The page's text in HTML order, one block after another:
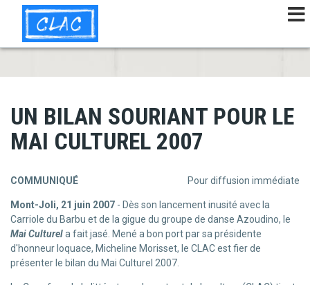
contenu
principal
UN BILAN SOURIANT POUR LE
MAI CULTUREL 2007
COMMUNIQUÉ Pour diffusion immédiate
Mont-Joli, 21 juin 2007 - Dès son lancement inusité avec la
Carriole du Barbu et de la gigue du groupe de danse Azoudino, le
Mai Culturela fait jasé. Mené a bon port par sa présidente
d'honneur loquace, Micheline Morisset, le CLAC est fier de
présenter le bilan du Mai Culturel 2007.